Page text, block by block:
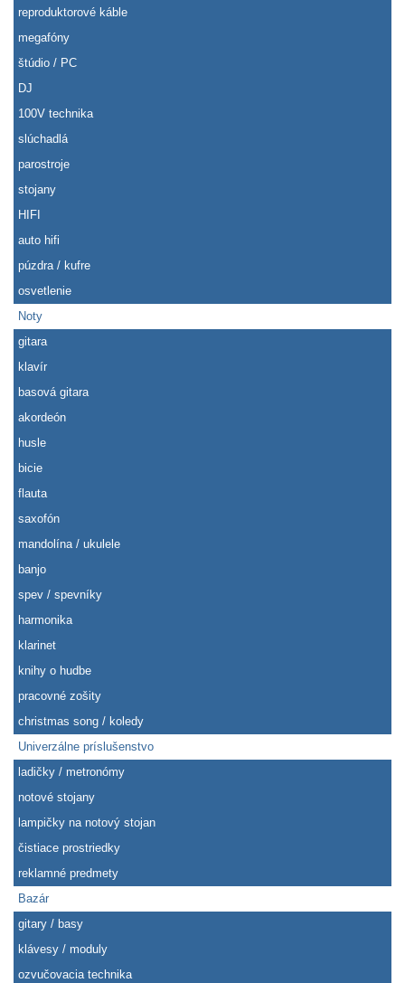
reproduktorové káble
megafóny
štúdio / PC
DJ
100V technika
slúchadlá
parostroje
stojany
HIFI
auto hifi
púzdra / kufre
osvetlenie
Noty
gitara
klavír
basová gitara
akordeón
husle
bicie
flauta
saxofón
mandolína / ukulele
banjo
spev / spevníky
harmonika
klarinet
knihy o hudbe
pracovné zošity
christmas song / koledy
Univerzálne príslušenstvo
ladičky / metronómy
notové stojany
lampičky na notový stojan
čistiace prostriedky
reklamné predmety
Bazár
gitary / basy
klávesy / moduly
ozvučovacia technika